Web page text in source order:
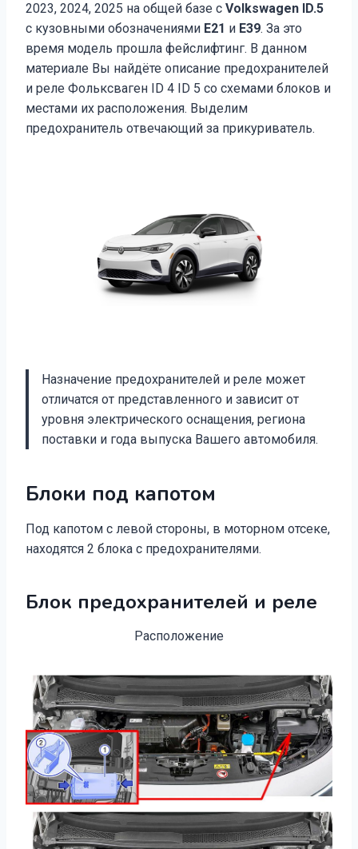
2023, 2024, 2025 на общей базе с Volkswagen ID.5
с кузовными обозначениями Е21 и Е39. За это
время модель прошла фейслифтинг. В данном
материале Вы найдёте описание предохранителей
и реле Фольксваген ID 4 ID 5 со схемами блоков и
местами их расположения. Выделим
предохранитель отвечающий за прикуриватель.
Назначение предохранителей и реле может
отличатся от представленного и зависит от
уровня электрического оснащения, региона
поставки и года выпуска Вашего автомобиля.
Блоки под капотом
Под капотом с левой стороны, в моторном отсеке,
находятся 2 блока с предохранителями.
Блок предохранителей и реле
Расположение